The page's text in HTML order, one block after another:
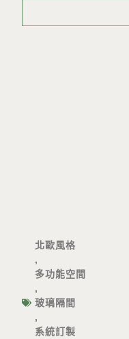
北歐風格
,
多功能空間
,
玻璃隔間
,
系統訂製